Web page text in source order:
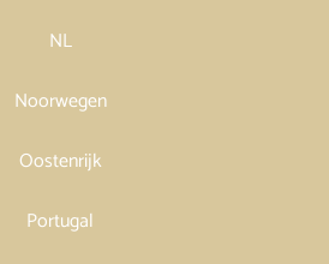
NL
Noorwegen
Oostenrijk
Portugal